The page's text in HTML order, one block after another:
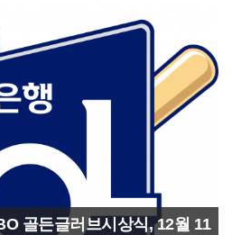
골든글러브시상식, 12월 11